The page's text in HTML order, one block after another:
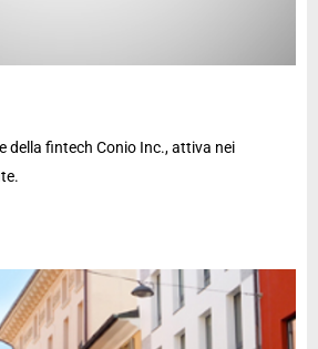
della fintech Conio Inc., attiva nei